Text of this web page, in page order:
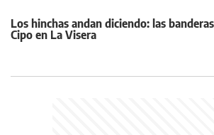
Los hinchas andan diciendo: las
Cipo en La Visera